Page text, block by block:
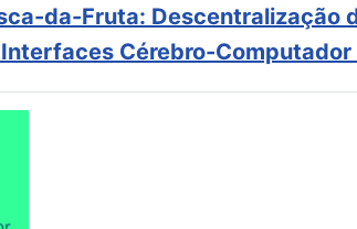
da-Fruta: Descentralização
Cérebro-